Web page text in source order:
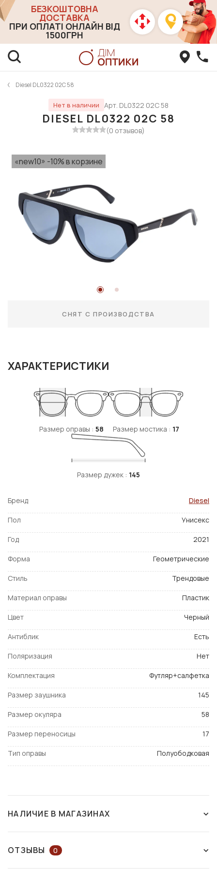
БЕЗКОШТОВНА
ДОСТАВКА
ПРИ ОПЛАТІ ОНЛАЙН ВІД
1500ГРН
Diesel DL0322 02С 58
Нет в наличии Арт. DL0322 02С 58
DIESEL DL0322 02С 58
(0 отзывов)
«new10» -10% в корзине
СНЯТ С ПРОИЗВОДСТВА
ХАРАКТЕРИСТИКИ
Размер оправы : 58 Размер мостика : 17
Размер дужек : 145
Бренд Diesel
Пол Унисекс
Год 2021
Форма Геометрические
Стиль Трендовые
Материал оправы Пластик
Цвет Черный
Антиблик Есть
Поляризация Нет
Комплектация Футляр+салфетка
Размер заушника 145
Размер окуляра 58
Размер переносицы 17
Тип оправы Полуободковая
НАЛИЧИЕ В МАГАЗИНАХ
ОТЗЫВЫ 0